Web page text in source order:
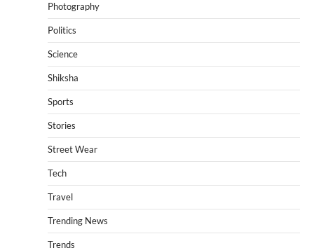
Photography
Politics
Science
Shiksha
Sports
Stories
Street Wear
Tech
Travel
Trending News
Trends